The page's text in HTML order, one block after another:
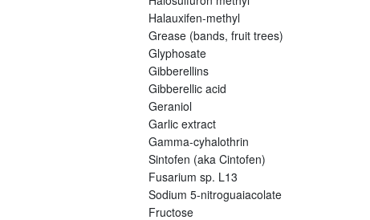
Halauxifen-methyl
Grease (bands, fruit trees)
Glyphosate
Gibberellins
Gibberellic acid
Geraniol
Garlic extract
Gamma-cyhalothrin
Sintofen (aka Cintofen)
Fusarium sp. L13
Sodium 5-nitroguaiacolate
Fructose